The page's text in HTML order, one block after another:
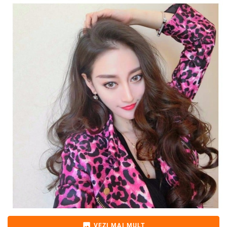
VEZI MAI MULT